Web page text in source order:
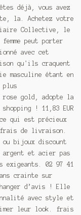
déjà, vous avez
la. Achetez votre
Collective, le
peut porter
avec cet
qu'ils craquent
masculine étant en
plus
rose gold, adopte la
! 11,83 EUR
qui est précieux
frais de livraison.
ou bijoux discount
argent et acier pas
02 97 41
crainte sur
d’avis ! Elle
avec style et
leur look. frais